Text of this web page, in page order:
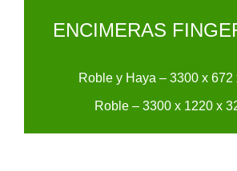
ENCIMERAS
Roble y Haya – 3300 x 672
Roble – 3300 x 1220 x